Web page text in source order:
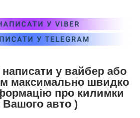
написати у вайбер або
максимально швидко
про килимки
авто )